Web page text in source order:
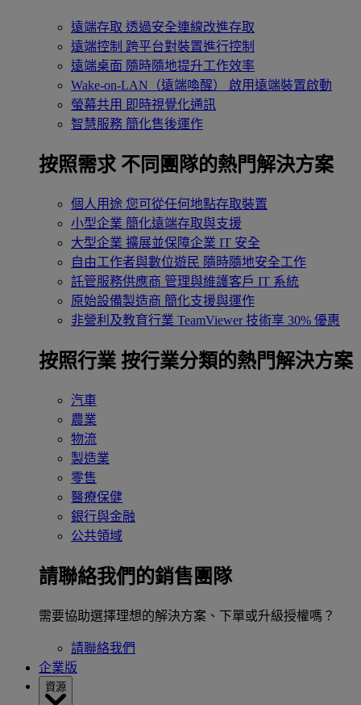
遠端存取 透過安全連線改進存取
遠端控制 跨平台對裝置進行控制
遠端桌面 隨時隨地提升工作效率
Wake-on-LAN（遠端喚醒）
啟用遠端裝置啟動
螢幕共用 即時視覺化通訊
智慧服務 簡化售後運作
按照需求 不同團隊的熱門解決方案
個人用途 您可從任何地點存取裝置
小型企業 簡化遠端存取與支援
大型企業 擴展並保障企業 IT 安全
自由工作者與數位遊民 隨時隨地安全工作
託管服務供應商 管理與維護客戶 IT 系統
原始設備製造商 簡化支援與運作
非營利及教育行業 TeamViewer 技術享 30% 優惠
按照行業 按行業分類的熱門解決方案
汽車
農業
物流
製造業
零售
醫療保健
銀行與金融
公共領域
請聯絡我們的銷售團隊
需要協助選擇理想的解決方案、下單或升級授權嗎？
請聯絡我們
企業版
資源